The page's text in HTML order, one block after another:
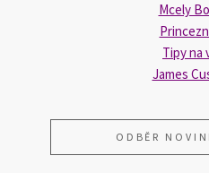
Mcely
Tipy na
James
ODBĚR